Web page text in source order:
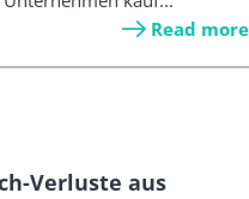
Read more
Verluste aus